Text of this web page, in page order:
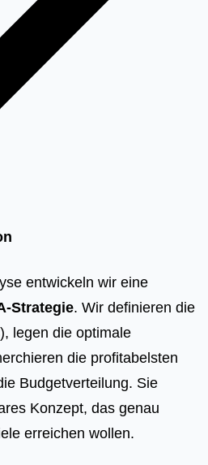
entwickeln wir eine
Strategie. Wir definieren die
legen die optimale
die profitabelsten
Budgetverteilung. Sie
Konzept, das genau
erreichen wollen.